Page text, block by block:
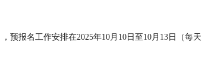
预报名工作安排在2025年10月10日至10月13日（每天